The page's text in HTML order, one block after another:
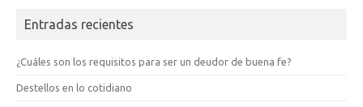
Entradas recientes
¿Cuáles son los requisitos para ser un deudor de buena fe?
Destellos en lo cotidiano